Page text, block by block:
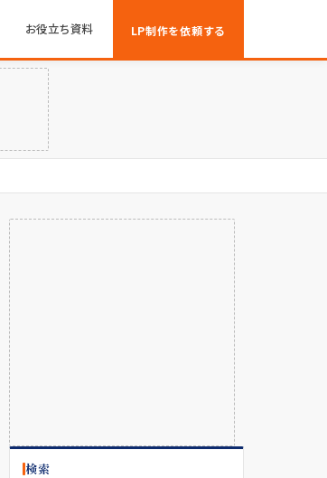
お役立ち資料 LP制作を依頼する
検索